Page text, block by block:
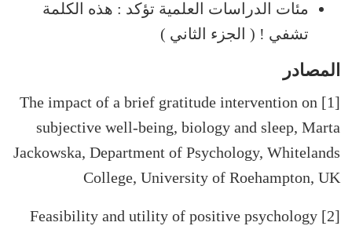
مئات الدراسات العلمية تؤكد : هذه الكلمة
تشفي ! ( الجزء الثاني )
المصادر
[1] The impact of a brief gratitude intervention on
subjective well-being, biology and sleep, Marta
Jackowska, Department of Psychology, Whitelands
College, University of Roehampton, UK
[2] Feasibility and utility of positive psychology